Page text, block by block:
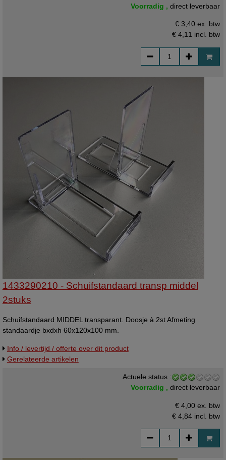
Voorradig ,direct leverbaar
€ 3,40 ex. btw
€ 4,11 incl. btw
1433290210 - Schuifstandaard transp middel
2stuks
Schuifstandaard MIDDEL transparant. Doosje à 2st Afmeting
standaardje bxdxh 60x120x100 mm.
Info / levertijd / offerte over dit product
Gerelateerde artikelen
Actuele status :
Voorradig ,direct leverbaar
€ 4,00 ex. btw
€ 4,84 incl. btw